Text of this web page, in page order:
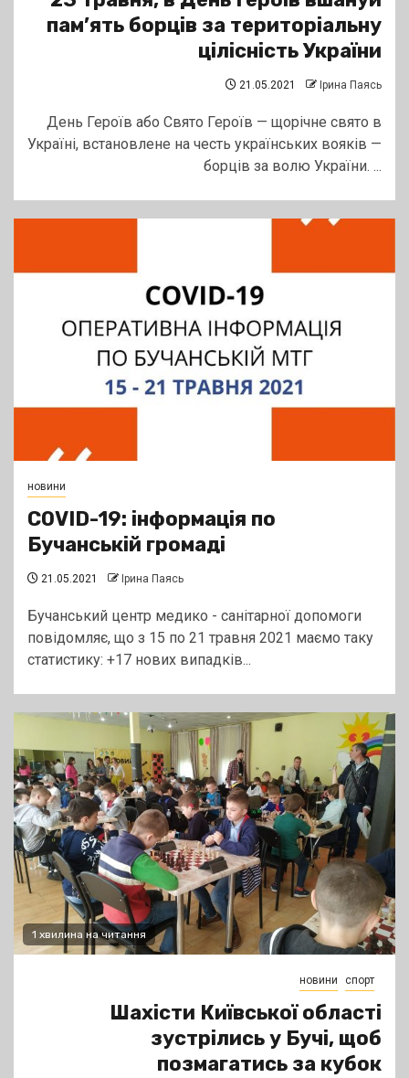
пам’ять борців за територіальну
цілісність України
21.05.2021 Ірина Паясь
День Героїв або Свято Героїв — щорічне свято в
Україні, встановлене на честь українських вояків —
борців за волю України. ...
новини
COVID-19: інформація по
Бучанській громаді
21.05.2021 Ірина Паясь
Бучанський центр медико - санітарної допомоги
повідомляє, що з 15 по 21 травня 2021 маємо таку
статистику: +17 нових випадків...
1 хвилина на читання
новини спорт
Шахісти Київської області
зустрілись у Бучі, щоб
позмагатись за кубок